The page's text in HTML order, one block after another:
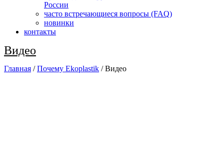
России
часто встречающиеся вопросы (FAQ)
новинки
контакты
Видео
Главная /Почему Ekoplastik /Видео